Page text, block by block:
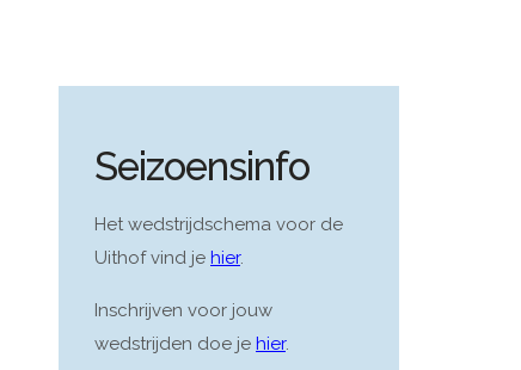
Seizoensinfo
Het wedstrijdschema voor de
Uithof vind je hier.
Inschrijven voor jouw
wedstrijden doe je hier.